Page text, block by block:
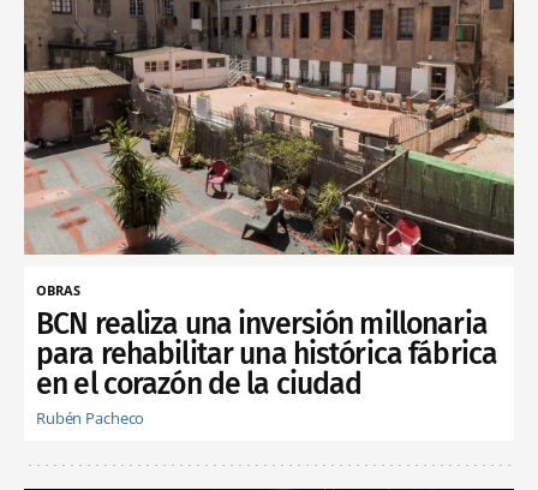
OBRAS
BCN realiza una inversión millonaria
para rehabilitar una histórica fábrica
en el corazón de la ciudad
Rubén Pacheco